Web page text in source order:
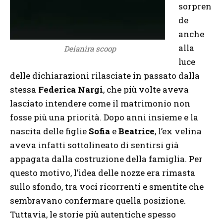
Deianira scoop
sorpren
de
anche
alla
luce
delle dichiarazioni rilasciate in passato dalla
stessa Federica Nargi, che più volte aveva
lasciato intendere come il matrimonio non
fosse più una priorità. Dopo anni insieme e la
nascita delle figlie Sofia eBeatrice, l’ex velina
aveva infatti sottolineato di sentirsi già
appagata dalla costruzione della famiglia. Per
questo motivo, l’idea delle nozze era rimasta
sullo sfondo, tra voci ricorrenti e smentite che
sembravano confermare quella posizione.
Tuttavia, le storie più autentiche spesso